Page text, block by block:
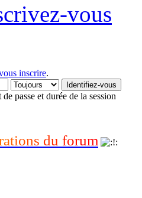
vous
inscrire.
passe et durée de la session
ations du forum